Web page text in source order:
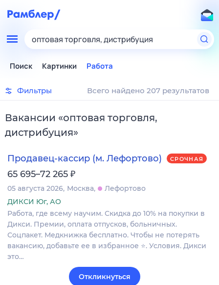
оптовая торговля, дистрибуция
Поиск Картинки Работа
Фильтры Всего найдено 207 результатов
Вакансии «оптовая торговля,
дистрибуция»
Продавец-кассир (м. Лефортово) СРОЧНАЯ
65 695–72 265 ₽
05 августа 2026 Москва
Лефортово
ДИКСИ Юг, АО
Работа, где всему научим. Скидка до 10% на покупки в
Дикси. Премии, оплата отпусков, больничных.
Соцпакет. Медкнижка бесплатно. Чтобы не потерять
вакансию, добавьте ее в избранное ⭐. Условия. Дикси
это…
Откликнуться